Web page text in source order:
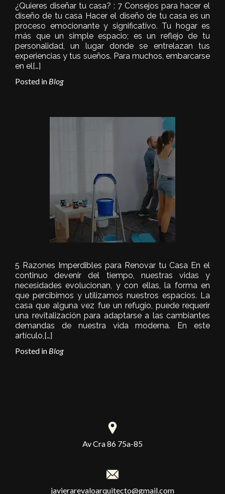
¿Quieres diseñar tu casa? : 7 Consejos para hacer el
diseño de tu casa Hacer el diseño de tu casa es un
proceso emocionante y significativo. Tu hogar es
más que un simple espacio; es un reflejo de tu
personalidad, un lugar donde se entrelazan tus
experiencias y tus sueños. Para muchos, embarcarse
en el[…]
Posted in Blog
5 Razones Imperdibles para Renovar tu Casa En el
continuo devenir del tiempo, nuestras vidas y
necesidades evolucionan, y con ellas, la forma en
que percibimos y utilizamos nuestros espacios. La
casa que alguna vez fue un refugio, puede requerir
una revitalización para adaptarse a las cambiantes
demandas de nuestra vida moderna. En este
artículo,[…]
Posted in Blog
Av Cra 86 75a-85
javierarevaloarquitecto@gmail.com